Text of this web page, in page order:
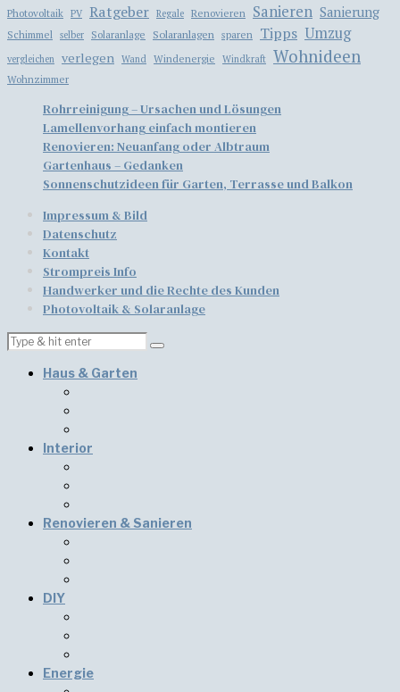
Photovoltaik PV Ratgeber Regale Renovieren Sanieren Sanierung
Schimmel selber Solaranlage Solaranlagen sparen Tipps Umzug
vergleichen verlegen Wand Windenergie Windkraft Wohnideen
Wohnzimmer
Rohrreinigung – Ursachen und Lösungen
Lamellenvorhang einfach montieren
​​Renovieren: Neuanfang oder Albtraum
Gartenhaus – Gedanken
Sonnenschutzideen für Garten, Terrasse und Balkon
Impressum & Bild
Datenschutz
Kontakt
Strompreis Info
Handwerker und die Rechte des Kunden
Photovoltaik & Solaranlage
Haus & Garten
Interior
Renovieren & Sanieren
DIY
Energie